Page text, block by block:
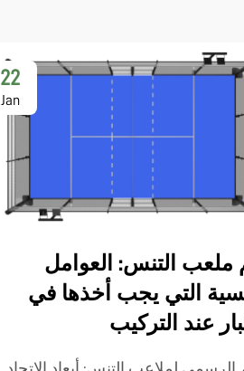
22
Jan
التنس: العوامل
التي يجب أخذها في
عند التركيب